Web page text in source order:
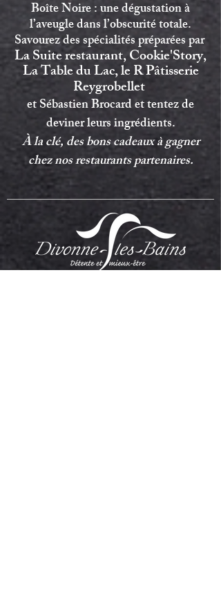
Boîte Noire : une dégustation à
l’aveugle dans l’obscurité totale.
Savourez des spécialités préparées par
La Suite restaurant, Cookie'Story,
La Table du Lac,le R Pâtisserie
Reygrobellet
et Sébastien Brocardet tentez de
deviner leurs ingrédients.
À la clé, des bons cadeaux à gagner
chez nos restaurants partenaires.